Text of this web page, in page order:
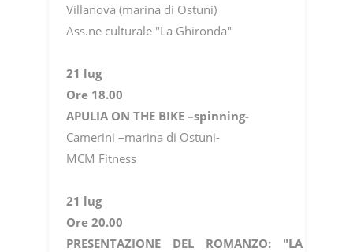
Villanova (marina di Ostuni)
Ass.ne culturale "La Ghironda"
21 lug
Ore 18.00
APULIA ON THE BIKE –spinning-
Camerini –marina di Ostuni-
MCM Fitness
21 lug
Ore 20.00
PRESENTAZIONE DEL ROMANZO: "LA